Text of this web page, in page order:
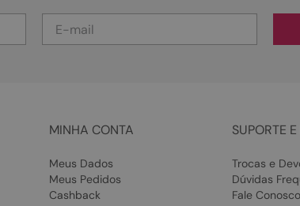
MINHA CONTA
Meus Dados
Meus Pedidos
Cashback
SUPORTE
Trocas e
Dúvidas
Fale Conosco